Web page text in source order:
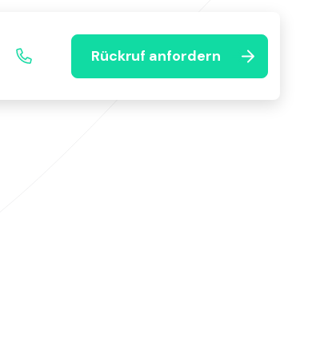
 Rückruf anfordern